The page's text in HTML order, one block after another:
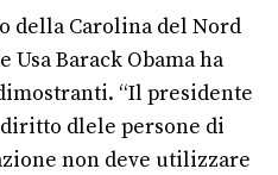
della Carolina del Nord
Usa Barack Obama ha
“Il presidente
dlele persone di
non deve utilizzare